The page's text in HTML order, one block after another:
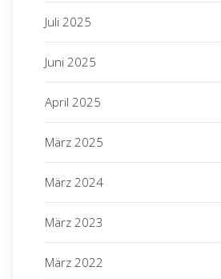
Juli 2025
Juni 2025
April 2025
März 2025
März 2024
März 2023
März 2022
Deutsches
Regionalbüro
Seiten
News